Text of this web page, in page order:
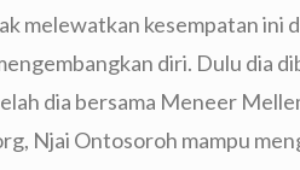
melewatkan kesempatan ini
diri. Dulu dia
dia bersama Meneer
Njai Ontosoroh mampu